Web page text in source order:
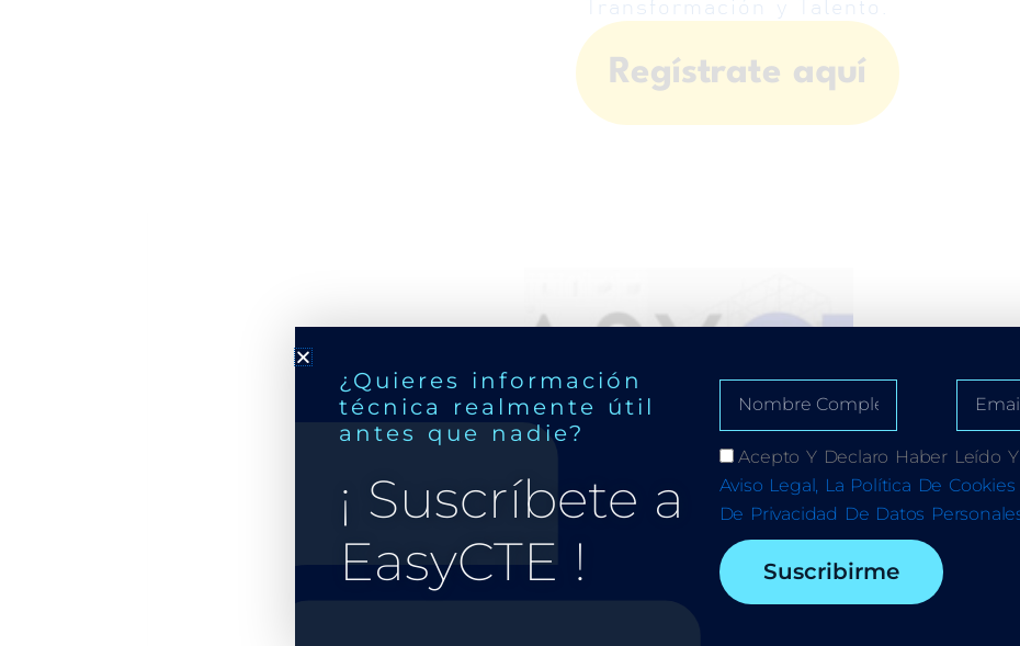
Transformación y Talento.
Regístrate aquí
¿Quieres información
técnica realmente útil
antes que nadie?
¡ Suscríbete a
EasyCTE !
Acepto Y Declaro Haber Leído
Aviso Legal, La Política De
De Privacidad De Datos
Suscribirme